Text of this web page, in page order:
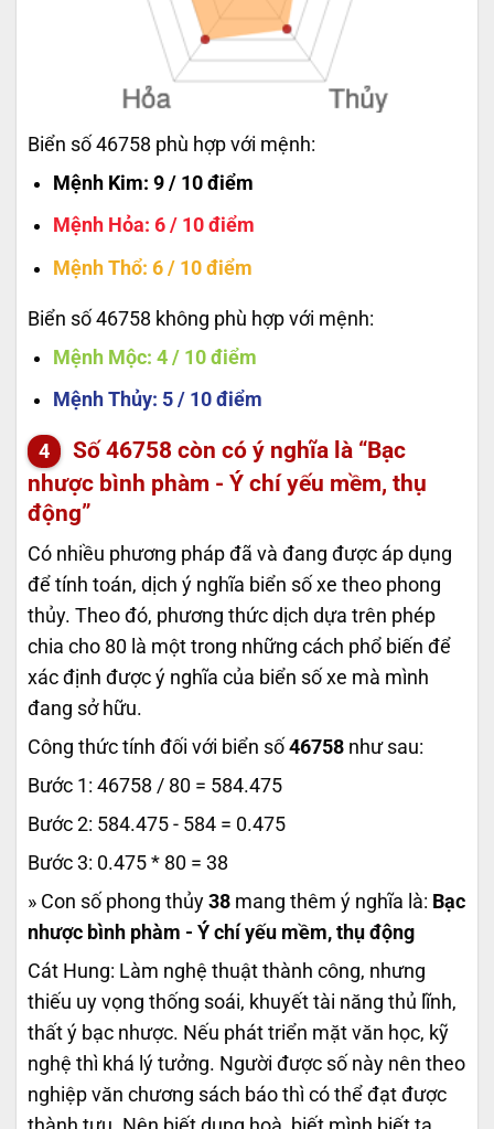
Biển số 46758 phù hợp với mệnh:
Mệnh Kim: 9 / 10 điểm
Mệnh Hỏa: 6 / 10 điểm
Mệnh Thổ: 6 / 10 điểm
Biển số 46758 không phù hợp với mệnh:
Mệnh Mộc: 4 / 10 điểm
Mệnh Thủy: 5 / 10 điểm
Số46758 còn có ý nghĩa là “Bạc
nhược bình phàm - Ý chí yếu mềm, thụ
động”
Có nhiều phương pháp đã và đang được áp dụng
để tính toán, dịch ý nghĩa biển số xe theo phong
thủy. Theo đó, phương thức dịch dựa trên phép
chia cho 80 là một trong những cách phổ biến để
xác định được ý nghĩa của biển số xe mà mình
đang sở hữu.
Công thức tính đối với biển số 46758 như sau:
Bước 1: 46758 / 80 = 584.475
Bước 2: 584.475 - 584 = 0.475
Bước 3: 0.475 * 80 = 38
» Con số phong thủy 38 mang thêm ý nghĩa là: Bạc
nhược bình phàm - Ý chí yếu mềm, thụ động
Cát Hung: Làm nghệ thuật thành công, nhưng
thiếu uy vọng thống soái, khuyết tài năng thủ lĩnh,
thất ý bạc nhược. Nếu phát triển mặt văn học, kỹ
nghệ thì khá lý tưởng. Người được số này nên theo
nghiệp văn chương sách báo thì có thể đạt được